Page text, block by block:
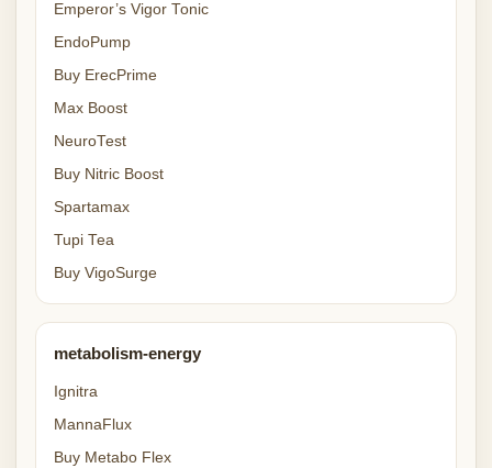
Emperor’s Vigor Tonic
EndoPump
Buy ErecPrime
Max Boost
NeuroTest
Buy Nitric Boost
Spartamax
Tupi Tea
Buy VigoSurge
metabolism-energy
Ignitra
MannaFlux
Buy Metabo Flex